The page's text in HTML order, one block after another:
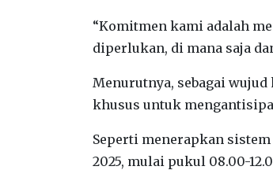
“Komitmen kami adalah
diperlukan, di mana saja
Menurutnya, sebagai wujud
khusus untuk
Seperti menerapkan
2025, mulai pukul 08.00-